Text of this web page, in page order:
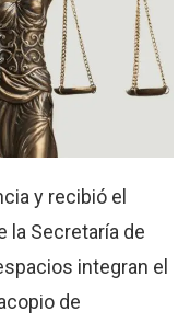
y recibió el
la Secretaría de
integran el
de